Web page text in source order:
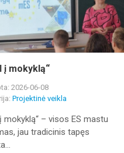
į mokyklą“
2026-06-08
Projektinė veikla
mokyklą“ – visos ES mastu
jau tradicinis tapęs